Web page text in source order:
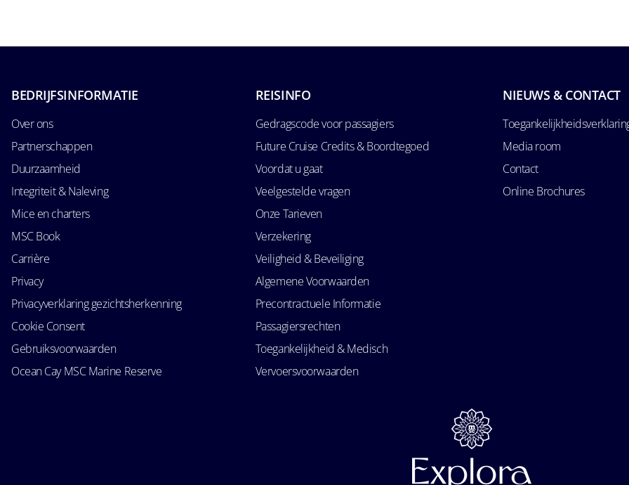
BEDRIJFSINFORMATIE
Over ons
Partnerschappen
Duurzaamheid
Integriteit & Naleving
Mice en charters
MSC Book
Carrière
Privacy
Privacyverklaring gezichtsherkenning
Cookie Consent
Gebruiksvoorwaarden
Ocean Cay MSC Marine Reserve
REISINFO
Gedragscode voor passagiers
Future Cruise Credits & Boordtegoed
Voordat u gaat
Veelgestelde vragen
Onze Tarieven
Verzekering
Veiligheid & Beveiliging
Algemene Voorwaarden
Precontractuele Informatie
Passagiersrechten
Toegankelijkheid & Medisch
Vervoersvoorwaarden
NIEUWS & CONTACT
Media room
Contact
Online Brochures